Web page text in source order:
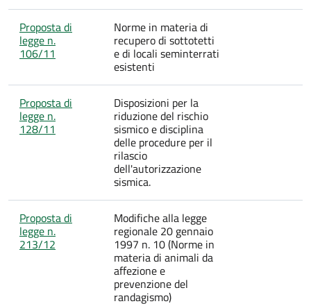
Proposta di
legge n.
106/11
Norme in materia di
recupero di sottotetti
e di locali seminterrati
esistenti
Proposta di
legge n.
128/11
Disposizioni per la
riduzione del rischio
sismico e disciplina
delle procedure per il
rilascio
dell'autorizzazione
sismica.
Proposta di
legge n.
213/12
Modifiche alla legge
regionale 20 gennaio
1997 n. 10 (Norme in
materia di animali da
affezione e
prevenzione del
randagismo)